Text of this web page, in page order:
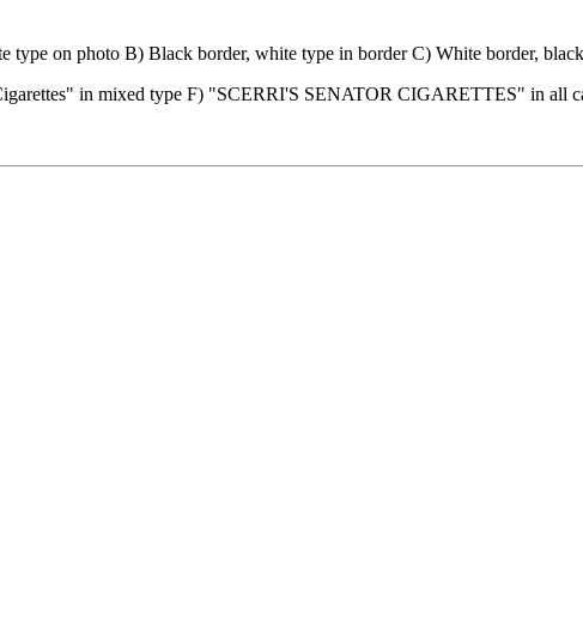
type on photo B) Black border, white type in border C) White border,
in mixed type F) "SCERRI'S SENATOR CIGARETTES" in all